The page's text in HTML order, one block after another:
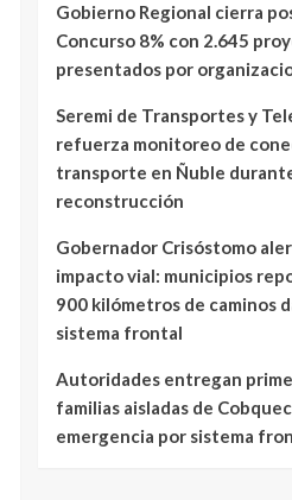
Gobierno Regional cierra
Concurso 8% con 2.645
presentados por
Seremi de Transportes y
refuerza monitoreo de
transporte en Ñuble
reconstrucción
Gobernador Crisóstomo
impacto vial: municipios
900 kilómetros de caminos
sistema frontal
Autoridades entregan
familias aisladas de
emergencia por sistema